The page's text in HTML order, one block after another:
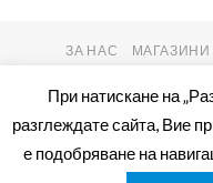
ЗА НАС МАГАЗИНИ
При натискане на
разглеждате сайта, Вие
е подобряване на